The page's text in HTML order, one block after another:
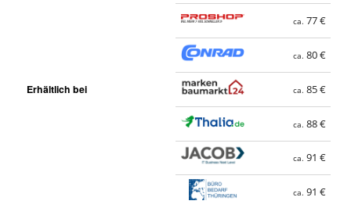
Erhältlich bei
ca. 77 €
ca. 80 €
ca. 85 €
ca. 88 €
ca. 91 €
ca. 91 €